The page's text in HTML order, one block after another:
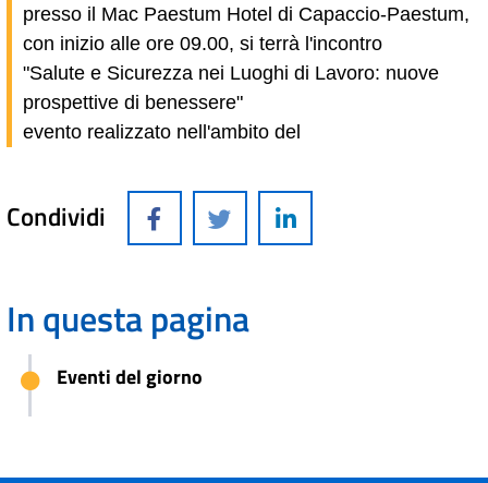
presso il Mac Paestum Hotel di Capaccio-Paestum,
con inizio alle ore 09.00, si terrà l'incontro
"Salute e Sicurezza nei Luoghi di Lavoro: nuove
prospettive di benessere"
evento realizzato nell'ambito del
Condividi
In questa pagina
Eventi del giorno